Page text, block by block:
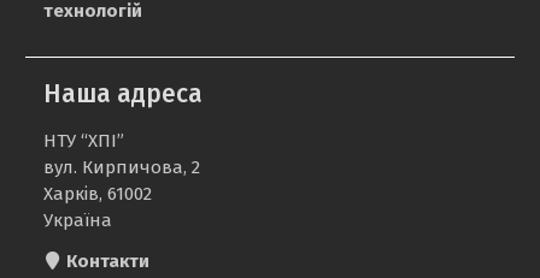
технологій
Наша адреса
НТУ “ХПІ”
вул. Кирпичова, 2
Харків, 61002
Україна
Контакти